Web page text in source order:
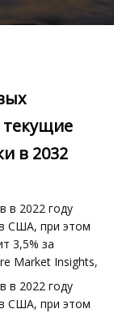
текущие
в 2032
в 2022 году
США, при этом
3,5% за
Market Insights,
в 2022 году
США, при этом